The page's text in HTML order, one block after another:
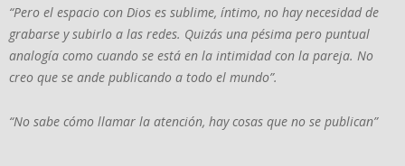
“Pero el espacio con Dios es sublime, íntimo, no hay necesidad de
grabarse y subirlo a las redes. Quizás una pésima pero puntual
analogía como cuando se está en la intimidad con la pareja. No
creo que se ande publicando a todo el mundo”.
“No sabe cómo llamar la atención, hay cosas que no se publican”